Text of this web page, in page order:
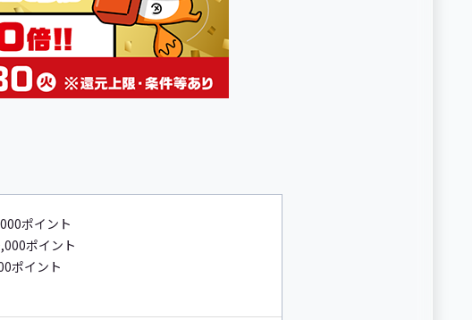
ポイント
ポイント
ポイント